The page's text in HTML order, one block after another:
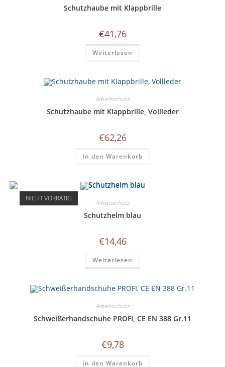
Schutzhaube mit Klappbrille
€41,76
Weiterlesen
Arbeitsschutz
Schutzhaube mit Klappbrille, Vollleder
€62,26
In den Warenkorb
NICHT VORRÄTIG Arbeitsschutz
Schutzhelm blau
€14,46
Weiterlesen
Arbeitsschutz
Schweißerhandschuhe PROFI, CE EN 388 Gr.11
€9,78
In den Warenkorb